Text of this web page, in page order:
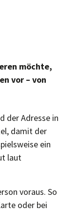
möchte,
vor – von
der Adresse in
damit der
ein
laut
voraus. So
oder bei